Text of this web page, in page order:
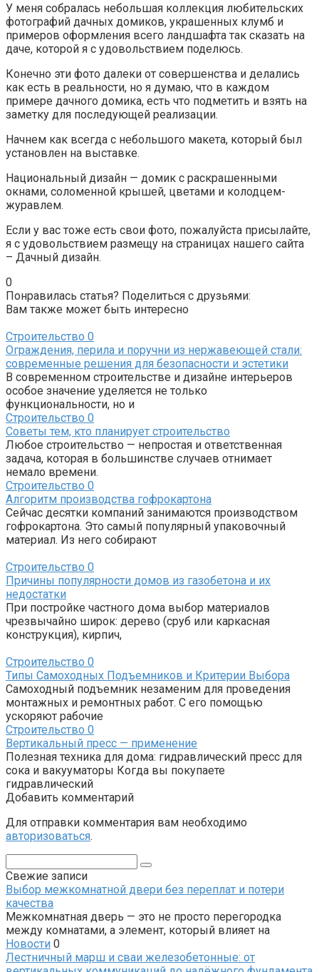
У меня собралась небольшая коллекция любительских
фотографий дачных домиков, украшенных клумб и
примеров оформления всего ландшафта так сказать на
даче, которой я с удовольствием поделюсь.
Конечно эти фото далеки от совершенства и делались
как есть в реальности, но я думаю, что в каждом
примере дачного домика, есть что подметить и взять на
заметку для последующей реализации.
Начнем как всегда с небольшого макета, который был
установлен на выставке.
Национальный дизайн — домик с раскрашенными
окнами, соломенной крышей, цветами и колодцем-
журавлем.
Если у вас тоже есть свои фото, пожалуйста присылайте,
я с удовольствием размещу на страницах нашего сайта
– Дачный дизайн.
0
Понравилась статья? Поделиться с друзьями:
Вам также может быть интересно
Строительство 0
Ограждения, перила и поручни из нержавеющей стали:
современные решения для безопасности и эстетики
В современном строительстве и дизайне интерьеров
особое значение уделяется не только
функциональности, но и
Строительство 0
Советы тем, кто планирует строительство
Любое строительство — непростая и ответственная
задача, которая в большинстве случаев отнимает
немало времени.
Строительство 0
Алгоритм производства гофрокартона
Сейчас десятки компаний занимаются производством
гофрокартона. Это самый популярный упаковочный
материал. Из него собирают
Строительство 0
Причины популярности домов из газобетона и их
недостатки
При постройке частного дома выбор материалов
чрезвычайно широк: дерево (сруб или каркасная
конструкция), кирпич,
Строительство 0
Типы Самоходных Подъемников и Критерии Выбора
Самоходный подъемник незаменим для проведения
монтажных и ремонтных работ. С его помощью
ускоряют рабочие
Строительство 0
Вертикальный пресс — применение
Полезная техника для дома: гидравлический пресс для
сока и вакууматоры Когда вы покупаете
гидравлический
Добавить комментарий
Для отправки комментария вам необходимо
авторизоваться.
Свежие записи
Выбор межкомнатной двери без переплат и потери
качества
Межкомнатная дверь — это не просто перегородка
между комнатами, а элемент, который влияет на
Новости 0
Лестничный марш и сваи железобетонные: от